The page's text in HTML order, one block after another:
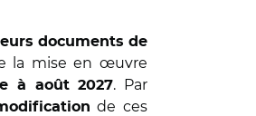
documents de
la mise en œuvre
à août 2027. Par
de ces